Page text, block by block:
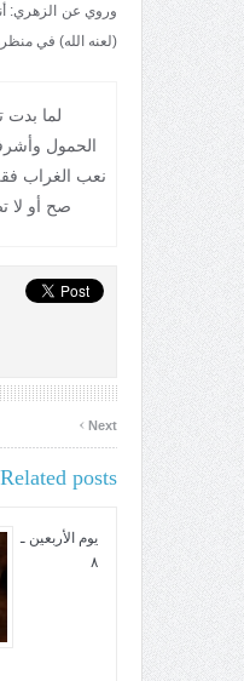
‌وروي عن الزهري:
(لعنه الله) في
لما بدت
الحمول
نعب الغراب
صح أو لا
Next
›
Related posts
يوم الأربعين ـ
٨